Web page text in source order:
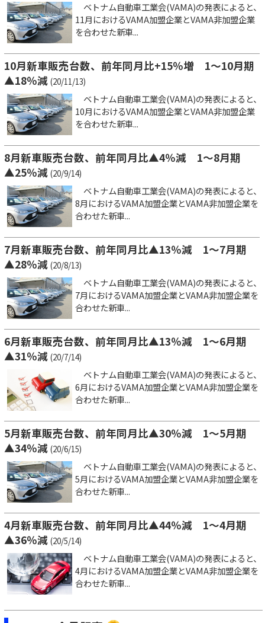
ベトナム自動車工業会(VAMA)の発表によると、
11月におけるVAMA加盟企業とVAMA非加盟企業
を合わせた新車...
10月新車販売台数、前年同月比+15％増 1～10月期
▲18％減 (20/11/13)
ベトナム自動車工業会(VAMA)の発表によると、
10月におけるVAMA加盟企業とVAMA非加盟企業
を合わせた新車...
8月新車販売台数、前年同月比▲4％減 1～8月期
▲25％減 (20/9/14)
ベトナム自動車工業会(VAMA)の発表によると、
8月におけるVAMA加盟企業とVAMA非加盟企業を
合わせた新車...
7月新車販売台数、前年同月比▲13％減 1～7月期
▲28％減 (20/8/13)
ベトナム自動車工業会(VAMA)の発表によると、
7月におけるVAMA加盟企業とVAMA非加盟企業を
合わせた新車...
6月新車販売台数、前年同月比▲13％減 1～6月期
▲31％減 (20/7/14)
ベトナム自動車工業会(VAMA)の発表によると、
6月におけるVAMA加盟企業とVAMA非加盟企業を
合わせた新車...
5月新車販売台数、前年同月比▲30％減 1～5月期
▲34％減 (20/6/15)
ベトナム自動車工業会(VAMA)の発表によると、
5月におけるVAMA加盟企業とVAMA非加盟企業を
合わせた新車...
4月新車販売台数、前年同月比▲44％減 1～4月期
▲36％減 (20/5/14)
ベトナム自動車工業会(VAMA)の発表によると、
4月におけるVAMA加盟企業とVAMA非加盟企業を
合わせた新車...